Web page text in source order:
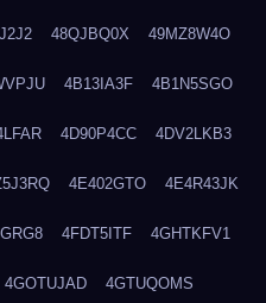
48QJBQ0X 49MZ8W4O
4B13IA3F 4B1N5SGO
4D90P4CC 4DV2LKB3
4E402GTO 4E4R43JK
4FDT5ITF 4GHTKFV1
4GOTUJAD 4GTUQOMS